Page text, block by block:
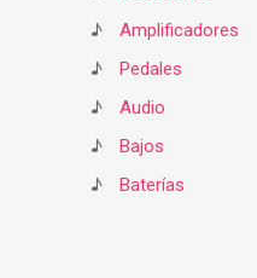
♪
Amplificadores
♪
Pedales
♪
Audio
♪
Bajos
♪
Baterías